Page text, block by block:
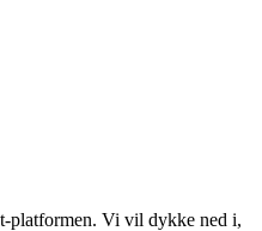
platformen. Vi vil dykke ned i,